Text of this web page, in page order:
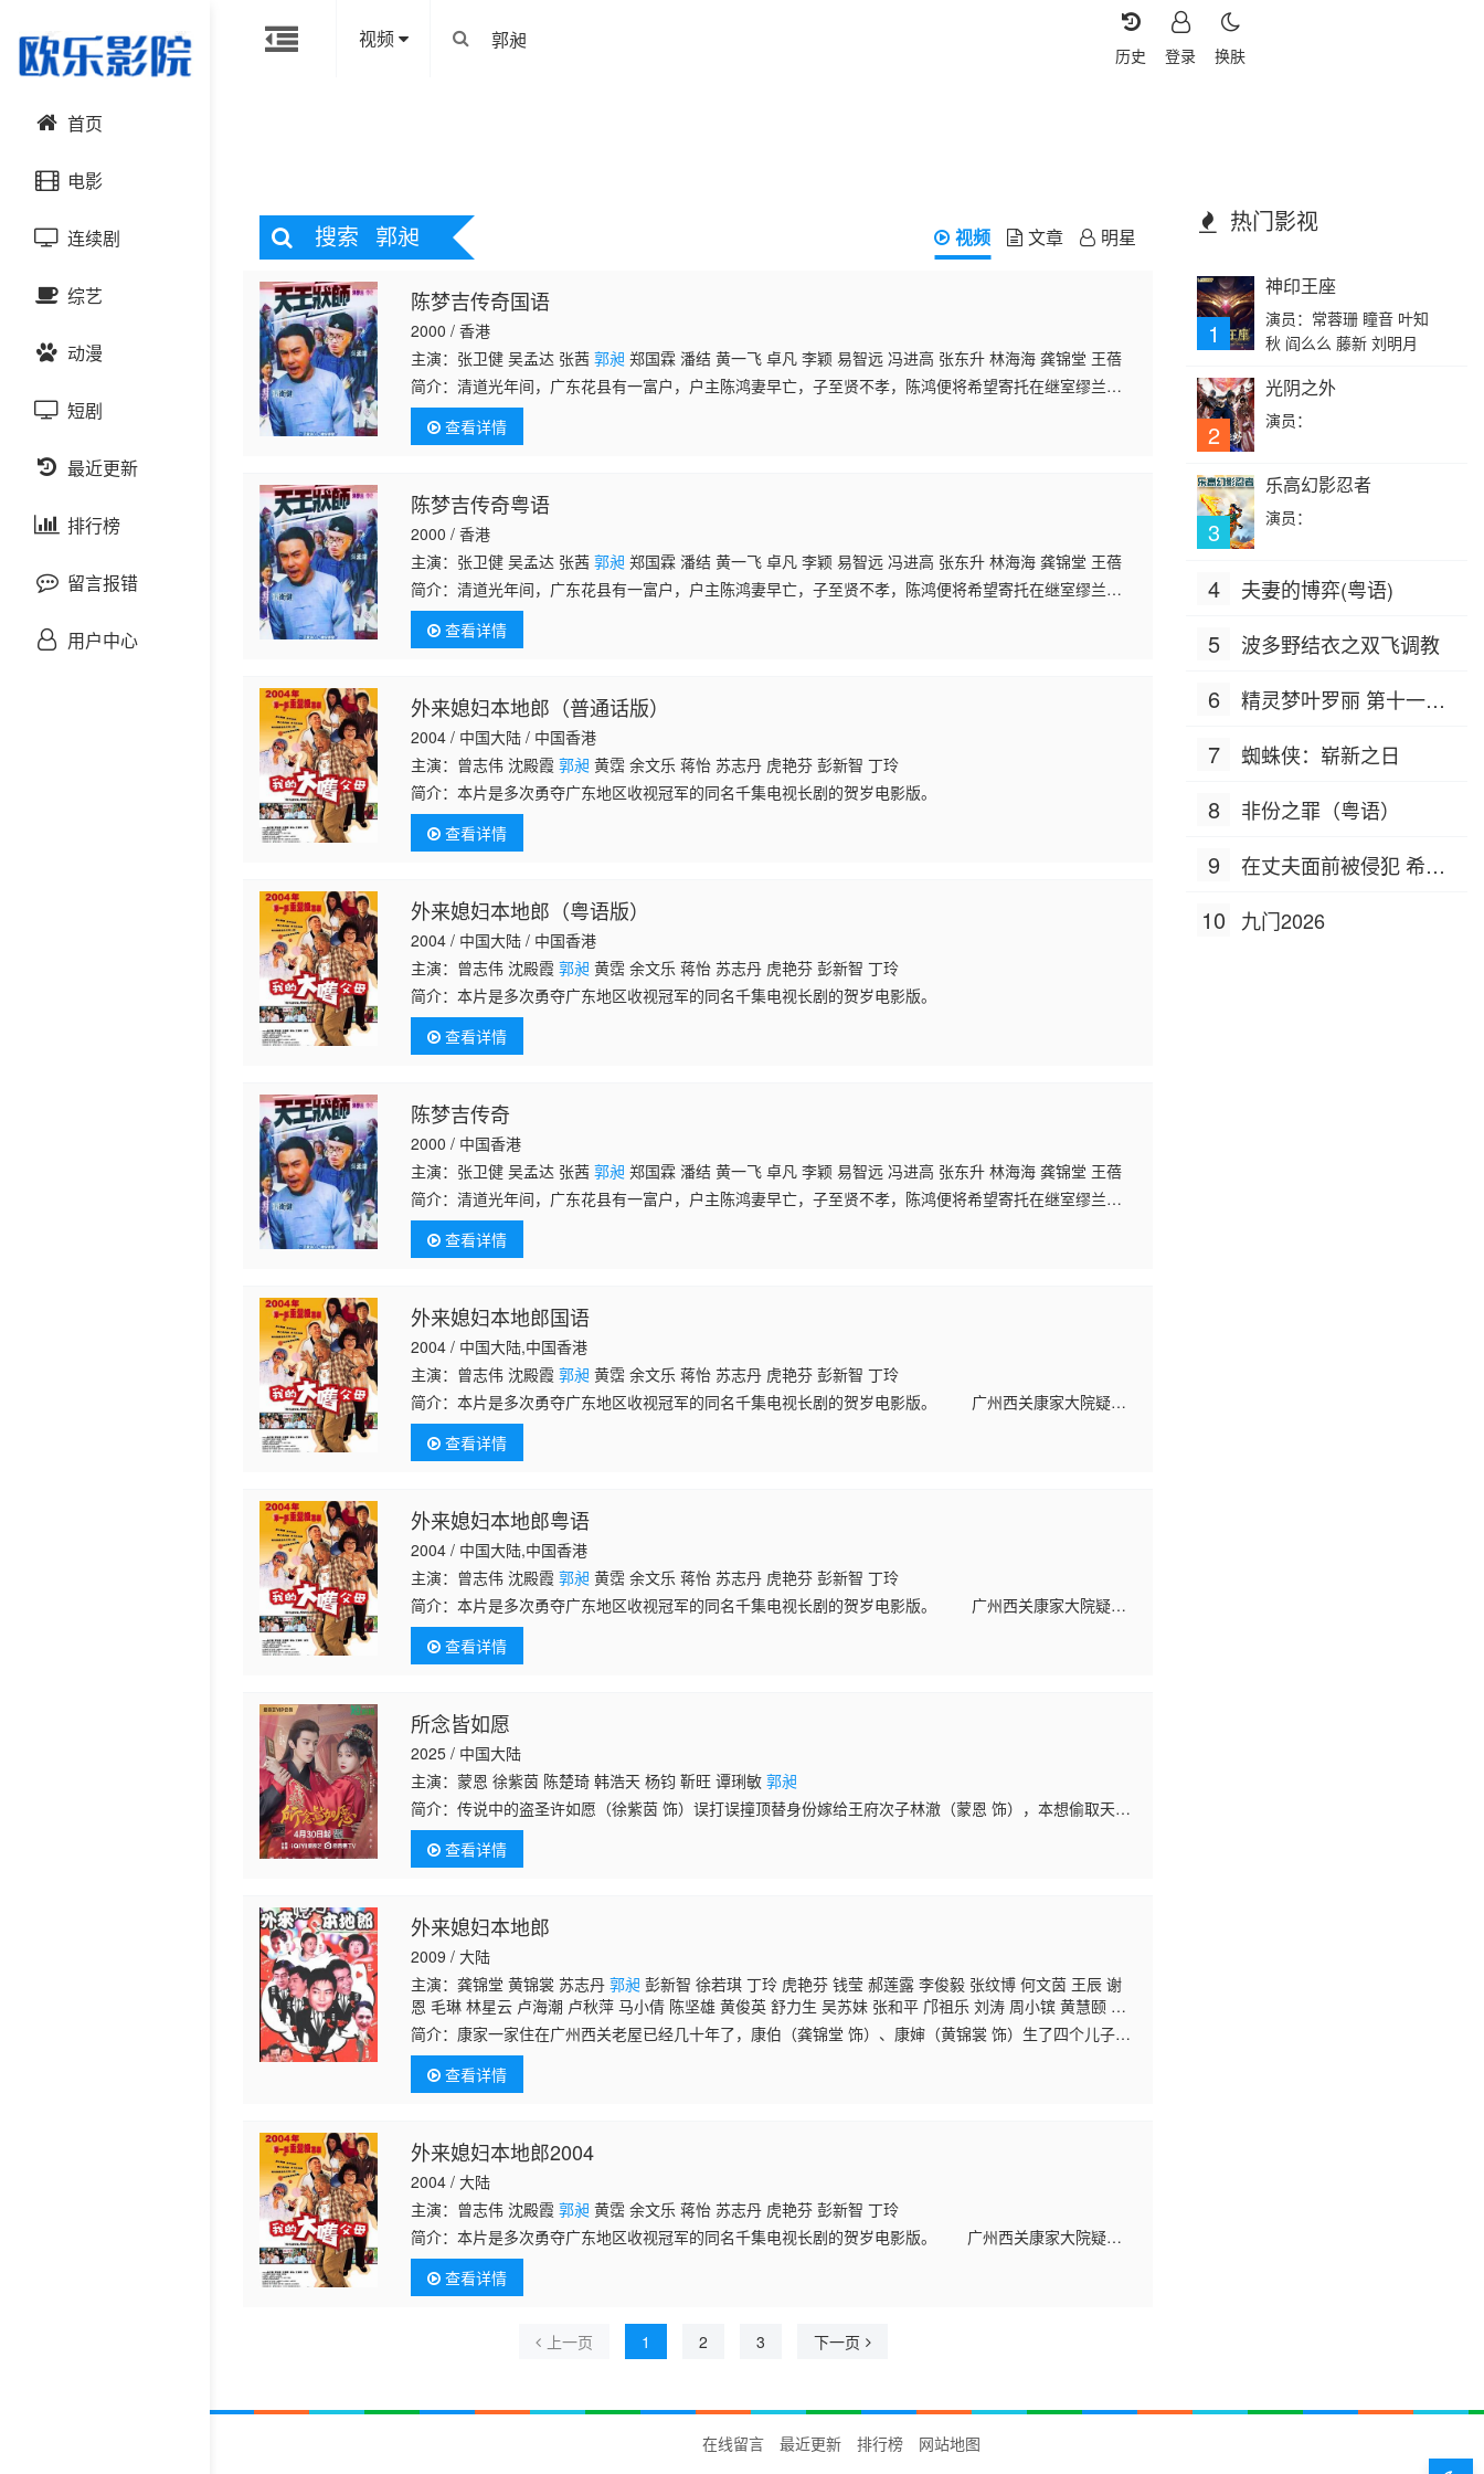
视频
换肤
登录
历史
首页
电影
动作片
喜剧片
爱情片
科幻片
恐怖片
剧情片
战争片
悬疑片
连续剧
国产剧
港台剧
日韩剧
欧美剧
泰国剧
综艺
大陆综艺
日韩综艺
港台综艺
欧美综艺
动漫
国产动漫
日韩动漫
欧美动漫
短剧
最近更新
排行榜
留言报错
用户中心
搜索 郭昶 视频 文章 明星
陈梦吉传奇国语
2000 / 香港
主演：张卫健 吴孟达 张茜郭昶 郑国霖 潘结 黄一飞 卓凡 李颖 易智远 冯进高 张东升 林海海 龚锦堂 王蓓
简介：清道光年间，广东花县有一富户，户主陈鸿妻早亡，子至贤不孝，陈鸿便将希望寄托在继室缪兰身
上。皇天不负有心人，兰生子梦吉（张卫健饰），自幼聪敏。方唐镜（吴孟达饰）虽是他的授业老师，但
却经常被他戏弄。一
查看详情
陈梦吉传奇粤语
2000 / 香港
主演：张卫健 吴孟达 张茜郭昶 郑国霖 潘结 黄一飞 卓凡 李颖 易智远 冯进高 张东升 林海海 龚锦堂 王蓓
简介：清道光年间，广东花县有一富户，户主陈鸿妻早亡，子至贤不孝，陈鸿便将希望寄托在继室缪兰身
上。皇天不负有心人，兰生子梦吉（张卫健饰），自幼聪敏。方唐镜（吴孟达饰）虽是他的授业老师，但
却经常被他戏弄。一
查看详情
外来媳妇本地郎（普通话版）
2004 / 中国大陆 / 中国香港
主演：曾志伟 沈殿霞郭昶 黄霑 余文乐 蒋怡 苏志丹 虎艳芬 彭新智 丁玲
简介：本片是多次勇夺广东地区收视冠军的同名千集电视长剧的贺岁电影版。
查看详情
外来媳妇本地郎（粤语版）
2004 / 中国大陆 / 中国香港
主演：曾志伟 沈殿霞郭昶 黄霑 余文乐 蒋怡 苏志丹 虎艳芬 彭新智 丁玲
简介：本片是多次勇夺广东地区收视冠军的同名千集电视长剧的贺岁电影版。
查看详情
陈梦吉传奇
2000 / 中国香港
主演：张卫健 吴孟达 张茜郭昶 郑国霖 潘结 黄一飞 卓凡 李颖 易智远 冯进高 张东升 林海海 龚锦堂 王蓓
简介：清道光年间，广东花县有一富户，户主陈鸿妻早亡，子至贤不孝，陈鸿便将希望寄托在继室缪兰身
上。皇天不负有心人，兰生子梦吉（张卫健饰），自幼聪敏。方唐镜（吴孟达饰）虽是他的授业老师，但
却经常被他戏弄。一天，
查看详情
外来媳妇本地郎国语
2004 / 中国大陆,中国香港
主演：曾志伟 沈殿霞郭昶 黄霑 余文乐 蒋怡 苏志丹 虎艳芬 彭新智 丁玲
简介：本片是多次勇夺广东地区收视冠军的同名千集电视长剧的贺岁电影版。 广州西关康家大院疑似
发现古文物遗址，一家人听到政府许诺会作出巨额补偿时，喜出望外。家庭会议上，康嫂（沈殿霞）宣布
她拟将补偿金分作四
查看详情
外来媳妇本地郎粤语
2004 / 中国大陆,中国香港
主演：曾志伟 沈殿霞郭昶 黄霑 余文乐 蒋怡 苏志丹 虎艳芬 彭新智 丁玲
简介：本片是多次勇夺广东地区收视冠军的同名千集电视长剧的贺岁电影版。 广州西关康家大院疑似
发现古文物遗址，一家人听到政府许诺会作出巨额补偿时，喜出望外。家庭会议上，康嫂（沈殿霞）宣布
她拟将补偿金分作四
查看详情
所念皆如愿
2025 / 中国大陆
主演：蒙恩 徐紫茵 陈楚琦 韩浩天 杨钧 靳旺 谭琍敏郭昶
简介：传说中的盗圣许如愿（徐紫茵 饰）误打误撞顶替身份嫁给王府次子林澈（蒙恩 饰），本想偷取天价
嫁妆远走高飞，却被腹黑世子和病弱次子一眼识破寄生身份，沦为王府宅斗棋子，怪盗家族全员伪装陪嫁
潜入王府，上演偷家
查看详情
外来媳妇本地郎
2009 / 大陆
主演：龚锦堂 黄锦裳 苏志丹郭昶 彭新智 徐若琪 丁玲 虎艳芬 钱莹 郝莲露 李俊毅 张纹博 何文茵 王辰 谢
恩 毛琳 林星云 卢海潮 卢秋萍 马小倩 陈坚雄 黄俊英 舒力生 吴苏妹 张和平 邝祖乐 刘涛 周小镔 黄慧颐 潘
结
简介： 康家一家住在广州西关老屋已经几十年了，康伯（龚锦堂 饰）、康婶（黄锦裳 饰）生了四个儿子，
分别是祁光（苏志丹 饰）、祁宗（郭旭 饰）、祁耀（彭新智 饰）和祈祖（徐若琪 饰），四个儿子最近都
结婚了，老大
查看详情
外来媳妇本地郎2004
2004 / 大陆
主演：曾志伟 沈殿霞郭昶 黄霑 余文乐 蒋怡 苏志丹 虎艳芬 彭新智 丁玲
简介：本片是多次勇夺广东地区收视冠军的同名千集电视长剧的贺岁电影版。 广州西关康家大院疑似
发现古文物遗址，一家人听到政府许诺会作出巨额补偿时，喜出望外。家庭会议上，康嫂（沈殿霞）宣布
她拟将补偿金分作四
查看详情
上一页 1 2 3 下一页
热门影视
1
神印王座
演员：常蓉珊 瞳音 叶知
秋 阎么么 藤新 刘明月
2
光阴之外
演员：
3
乐高幻影忍者
演员：
4 夫妻的博弈(粤语)
5 波多野结衣之双飞调教
6
精灵梦叶罗丽 第十一季
7 蜘蛛侠：崭新之日
8 非份之罪（粤语）
9
在丈夫面前被侵犯 希岛
10 九门2026
在线留言 最近更新 排行榜
网站地图